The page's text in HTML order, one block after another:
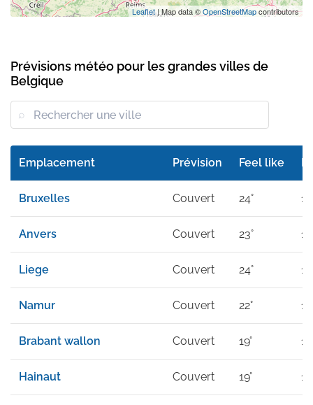
Leaflet| Map data ©OpenStreetMapcontributors
Prévisions météo pour les grandes villes de
Belgique
Emplacement Prévision Feel like
Bruxelles Couvert 24°
Anvers Couvert 23°
Liege Couvert 24°
Namur Couvert 22°
Brabant wallon Couvert 19° 11°
Hainaut Couvert 19°